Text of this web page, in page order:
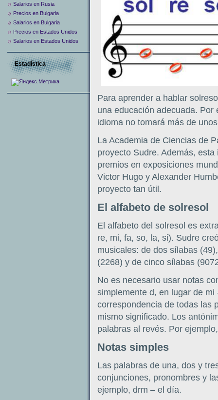
Para aprender a hablar
una educación adecuada.
idioma no tomará más de
La Academia de Ciencias de
proyecto Sudre. Además,
premios en exposiciones
Victor Hugo y Alexander
proyecto tan útil.
El alfabeto de solresol
El alfabeto del solresol es
re, mi, fa, so, la, si). Sudre
musicales: de dos sílabas
(2268) y de cinco sílabas
No es necesario usar notas
simplemente d, en lugar de
correspondencia de todas las
mismo significado. Los
palabras al revés. Por
Notas simples
Las palabras de una, dos y
conjunciones, pronombres y
ejemplo, drm – el día.
Salarios en Rusia
Precios en Bulgaria
Salarios en Bulgaria
Precios en Estados Unidos
Salarios en Estados Unidos
Estadística